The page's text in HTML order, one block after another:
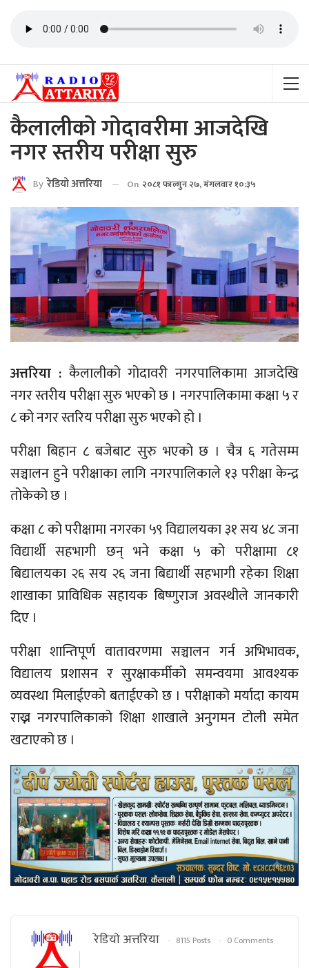
कैलालीको गोदावरीमा आजदेखि
नगर स्तरीय परीक्षा सुरु
By रेडियाे अत्तरिया On २०८१ फाल्गुन २७, मंगलवार १०:३५
अत्तरिया : कैलालीको गोदावरी नगरपालिकामा आजदेखि
नगर स्तरीय परीक्षा सुरु भएको छ । नगरपालिकामा कक्षा ५ र
८ को नगर स्तरिय परीक्षा सुरु भएको हो ।
परीक्षा बिहान ८ बजेबाट सुरु भएको छ । चैत्र ६ गतेसम्म
सञ्चालन हुने परीक्षाका लागि नगरपालिकाले १३ परीक्षा केन्द्र
तोकेको छ ।
कक्षा ८ को परीक्षामा नगरका ५९ विद्यालयका ३१ सय ४८ जना
विद्यार्थी सहभागी छन् भने कक्षा ५ को परीक्षामा ८१
बिद्यालयका २६ सय २६ जना बिद्यार्थी सहभागी रहेका शिक्षा
शाखाका प्राविधिक सहायक बिष्णुराज अवस्थीले जानकारी
दिए ।
परीक्षा शान्तिपूर्ण वातावरणमा सञ्चालन गर्न अभिभावक,
विद्यालय प्रशासन र सुरक्षाकर्मीको समन्वयमा आवश्यक
व्यवस्था मिलाईएको बताईएको छ । परीक्षाको मर्यादा कायम
राख्न नगरपालिकाको शिक्षा शाखाले अनुगमन टोली समेत
खटाएको छ ।
रेडियाे अत्तरिया 8115 Posts 0 Comments